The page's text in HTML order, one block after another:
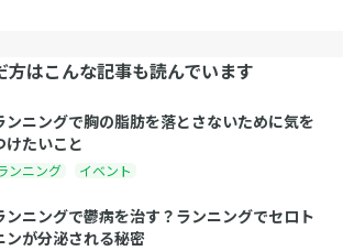
方はこんな記事も読んでいます
ンニングで胸の脂肪を落とさないために気を
けたいこと
ンニング イベント
ンニングで鬱病を治す？ランニングでセロト
ンが分泌される秘密